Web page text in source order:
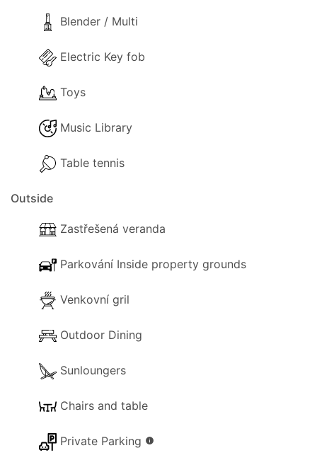
Vnitřní vybavení
- Klimatizace v salonku.
- Myčka.
- Pračka.
- Pohodlné pohovky.
- TV.
- DVD přehrávač.
- Úklidové prostředky.
- Malé stolní hry.
- Stolní tenis.
Blender / Multi
Electric Key fob
Toys
Music Library
Table tennis
Outside
Zastřešená veranda
Parkování Inside property grounds
Venkovní gril
Outdoor Dining
Sunloungers
Chairs and table
Private Parking info